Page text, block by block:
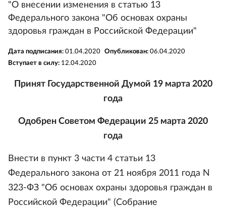
"О внесении изменения в статью 13
Федерального закона "Об основах охраны
здоровья граждан в Российской Федерации"
Дата подписания: 01.04.2020 Опубликован: 06.04.2020
Вступает в силу: 12.04.2020
Принят Государственной Думой 19 марта 2020
года
Одобрен Советом Федерации 25 марта 2020
года
Внести в пункт 3 части 4 статьи 13
Федерального закона от 21 ноября 2011 года N
323-ФЗ "Об основах охраны здоровья граждан в
Российской Федерации" (Собрание